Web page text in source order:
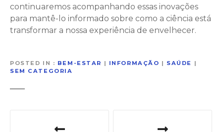
continuaremos acompanhando essas inovações
para mantê-lo informado sobre como a ciência está
transformar a nossa experiência de envelhecer.
POSTED IN BEM-ESTAR | INFORMAÇÃO | SAÚDE |
SEM CATEGORIA